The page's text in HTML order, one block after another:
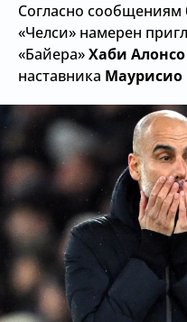
Согласно сообщениям
«Челси» намерен
«Байера»Хаби Алонсо
наставника Маурисио
О сайте
Контакты